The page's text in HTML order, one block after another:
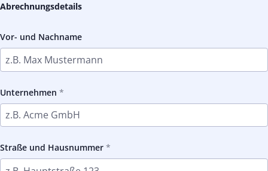
Abrechnungsdetails
Vor- und Nachname
Unternehmen
Straße und Hausnummer